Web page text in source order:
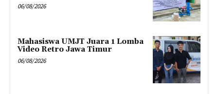
06/08/2026
Mahasiswa UMJT Juara 1 Lomba
Video Retro Jawa Timur
06/08/2026